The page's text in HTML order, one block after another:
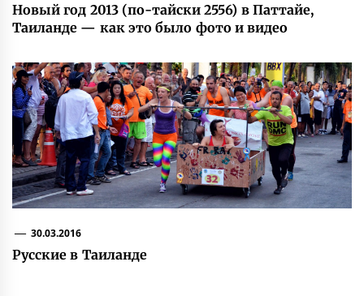
Новый год 2013 (по-тайски 2556) в Паттайе,
Таиланде — как это было фото и видео
30.03.2016
Русские в Таиланде